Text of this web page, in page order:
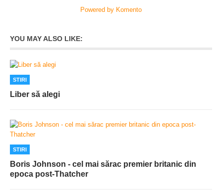
Powered by Komento
YOU MAY ALSO LIKE:
STIRI
Liber să alegi
STIRI
Boris Johnson - cel mai sărac premier britanic din
epoca post-Thatcher